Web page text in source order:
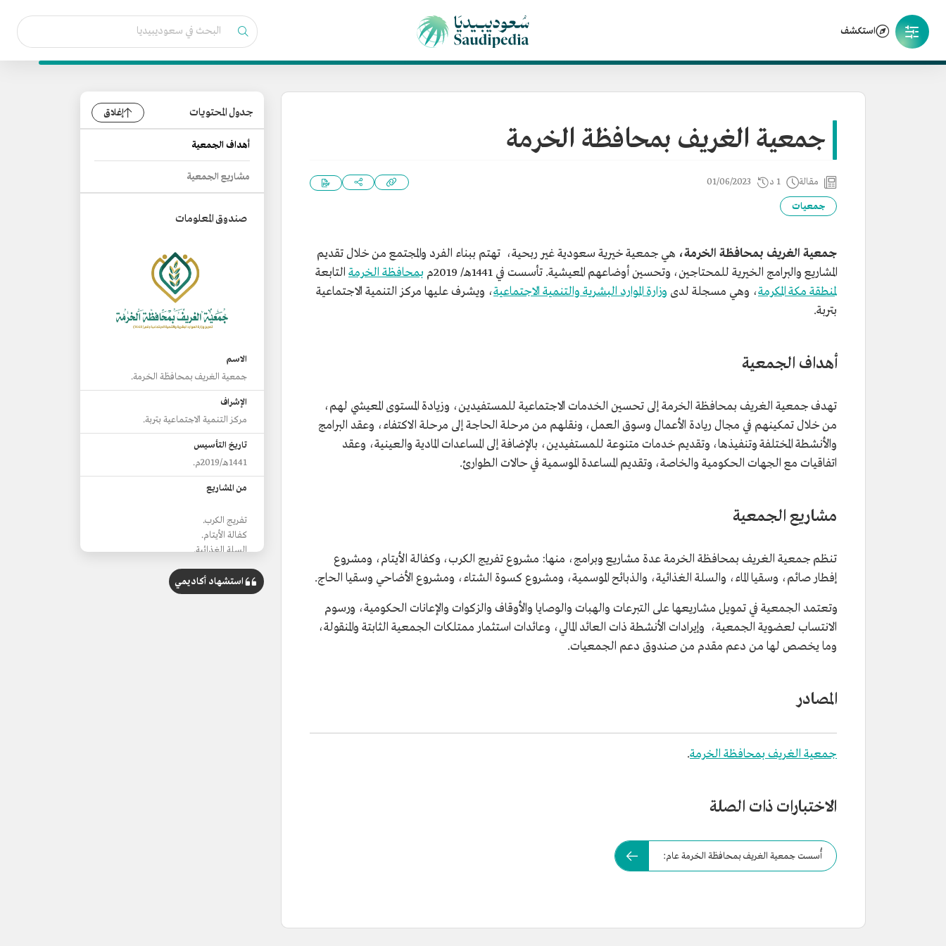
استكشف
جمعية الغريف بمحافظة الخرمة
مقالة 1 د 01/06/2023
جمعيات
جمعية الغريف بمحافظة الخرمة، هي جمعية خيرية سعودية غير ربحية، تهتم ببناء الفرد والمجتمع من خلال تقديم
المشاريع والبرامج الخيرية للمحتاجين، وتحسين أوضاعهم المعيشية. تأسست في 1441هـ/ 2019م
بمحافظة الخرمة التابعة
لمنطقة مكة المكرمة، وهي مسجلة لدى وزارة الموارد البشرية والتنمية الاجتماعية، ويشرف عليها مركز التنمية الاجتماعية
بتربة.
أهداف الجمعية
تهدف جمعية الغريف بمحافظة الخرمة إلى تحسين الخدمات الاجتماعية للمستفيدين، وزيادة المستوى المعيشي لهم،
من خلال تمكينهم في مجال ريادة الأعمال وسوق العمل، ونقلهم من مرحلة الحاجة إلى مرحلة الاكتفاء، وعقد البرامج
والأنشطة المختلفة وتنفيذها، وتقديم خدمات متنوعة للمستفيدين، بالإضافة إلى المساعدات المادية والعینیة، وعقد
اتفاقيات مع الجهات الحكومية والخاصة، وتقديم المساعدة الموسمية في حالات الطوارئ.
مشاريع الجمعية
تنظم جمعية الغريف بمحافظة الخرمة عدة مشاريع وبرامج، منها: مشروع تفريج الكرب، وكفالة الأيتام، ومشروع
إفطار صائم، وسقيا الماء، والسلة الغذائية، والذبائح الموسمية، ومشروع كسوة الشتاء، ومشروع الأضاحي وسقيا الحاج.
وتعتمد الجمعية في تمويل مشاريعها على التبرعات والهبات والوصايا والأوقاف والزكوات والإعانات الحكومية، ورسوم
الانتساب لعضوية الجمعية، وإيرادات الأنشطة ذات العائد المالي، وعائدات استثمار ممتلكات الجمعية الثابتة والمنقولة،
وما يخصص لها من دعم مقدم من صندوق دعم الجمعيات.
المصادر
جمعية الغريف بمحافظة الخرمة.
الاختبارات ذات الصلة
أُسست جمعية الغريف بمحافظة الخرمة عام:
جدول المحتويات إغلاق
أهداف الجمعية
مشاريع الجمعية
صندوق المعلومات
الاسم
جمعية الغريف بمحافظة الخرمة.
الإشراف
مركز التنمية الاجتماعية بتربة.
تاريخ التأسيس
1441هـ/2019م.
من المشاريع
تفريج الكرب.
كفالة الأيتام.
السلة الغذائية.
استشهاد أكاديمي